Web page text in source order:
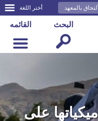
أختر اللغة بالمعهد
القائمه البحث
على